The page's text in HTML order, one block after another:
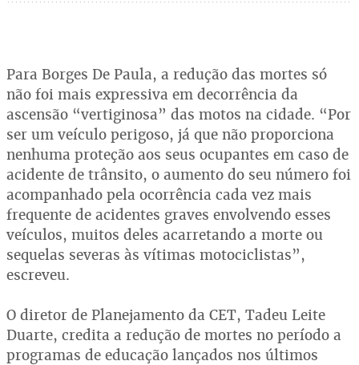
Para Borges De Paula, a redução das mortes só
não foi mais expressiva em decorrência da
ascensão “vertiginosa” das motos na cidade. “Por
ser um veículo perigoso, já que não proporciona
nenhuma proteção aos seus ocupantes em caso de
acidente de trânsito, o aumento do seu número foi
acompanhado pela ocorrência cada vez mais
frequente de acidentes graves envolvendo esses
veículos, muitos deles acarretando a morte ou
sequelas severas às vítimas motociclistas”,
escreveu.
O diretor de Planejamento da CET, Tadeu Leite
Duarte, credita a redução de mortes no período a
programas de educação lançados nos últimos